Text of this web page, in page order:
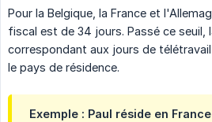
Pour la Belgique, la France et
fiscal est de 34 jours. Passé ce seuil,
correspondant aux jours de
le pays de résidence.
Exemple : Paul réside en